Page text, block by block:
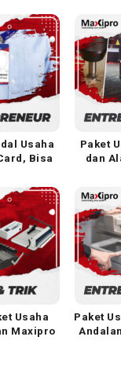
Usaha
Bisa
Paket
dan
Usaha
Maxipro
Paket